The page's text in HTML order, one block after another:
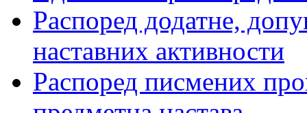
Распоред додатне,
наставних активности
Распоред писмених